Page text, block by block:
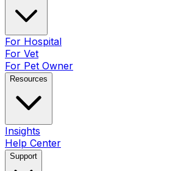
For Hospital
For Vet
For Pet Owner
Resources
Insights
Help Center
Support